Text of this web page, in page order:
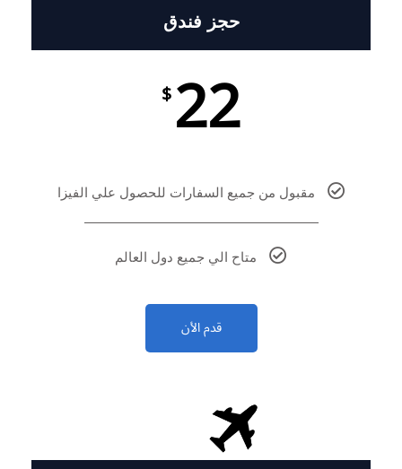
حجز فندق
22
$
مقبول من جميع السفارات للحصول علي الفيزا
متاح الي جميع دول العالم
قدم الأن